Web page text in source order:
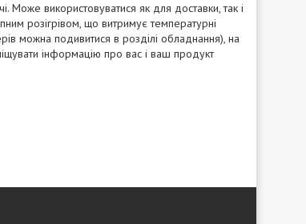
Може використовуватися як для доставки, так і
розігрівом, що витримує температурні
можна подивитися в розділі обладнання), на
інформацію про вас і ваш продукт